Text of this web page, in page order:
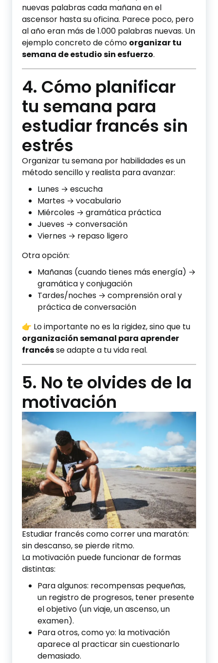
nuevas palabras cada mañana en el
ascensor hasta su oficina. Parece poco, pero
al año eran más de 1.000 palabras nuevas. Un
ejemplo concreto de cómo organizar tu
semana de estudio sin esfuerzo.
4. Cómo planificar
tu semana para
estudiar francés sin
estrés
Organizar tu semana por habilidades es un
método sencillo y realista para avanzar:
Lunes → escucha
Martes → vocabulario
Miércoles → gramática práctica
Jueves → conversación
Viernes → repaso ligero
Otra opción:
Mañanas (cuando tienes más energía) →
gramática y conjugación
Tardes/noches → comprensión oral y
práctica de conversación
👉 Lo importante no es la rigidez, sino que tu
organización semanal para aprender
francésse adapte a tu vida real.
5. No te olvides de la
motivación
Estudiar francés como correr una maratón:
sin descanso, se pierde ritmo.
La motivación puede funcionar de formas
distintas:
Para algunos: recompensas pequeñas,
un registro de progresos, tener presente
el objetivo (un viaje, un ascenso, un
examen).
Para otros, como yo: la motivación
aparece al practicar sin cuestionarlo
demasiado.